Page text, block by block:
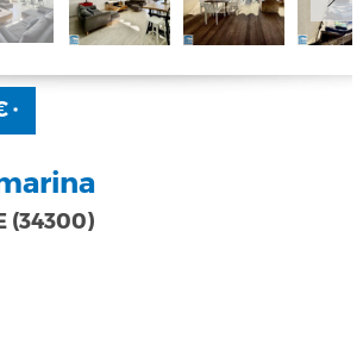
*
(34300)